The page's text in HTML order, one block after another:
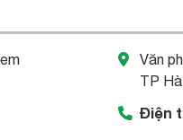
Văn
TP
Điện